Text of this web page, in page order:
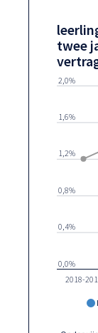
twee
2018-
0,0%
0,4%
0,8%
1,2%
1,6%
2,0%